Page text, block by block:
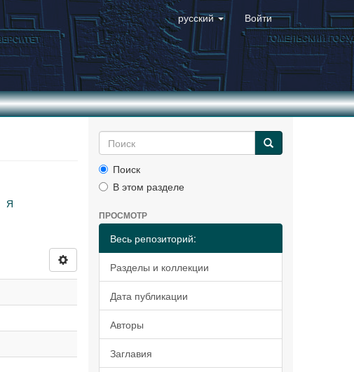
русский Войти
Я
Поиск
В этом разделе
ПРОСМОТР
Весь репозиторий:
Разделы и коллекции
Дата публикации
Авторы
Заглавия